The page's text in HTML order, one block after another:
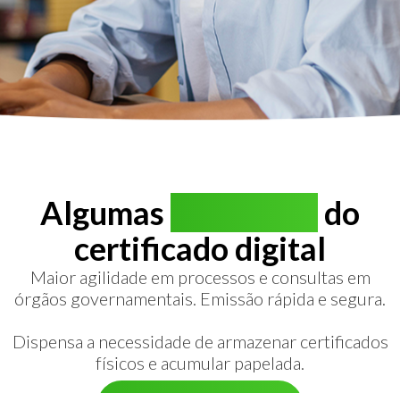
Algumas
do
certificado digital
Maior agilidade em processos e consultas em
órgãos governamentais. Emissão rápida e segura.
Dispensa a necessidade de armazenar certificados
físicos e acumular papelada.